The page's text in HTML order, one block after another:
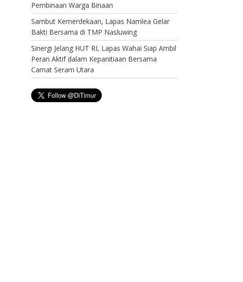
Pembinaan Warga Binaan
Sambut Kemerdekaan, Lapas Namlea Gelar
Bakti Bersama di TMP Nasluwing
Sinergi Jelang HUT RI, Lapas Wahai Siap Ambil
Peran Aktif dalam Kepanitiaan Bersama
Camat Seram Utara